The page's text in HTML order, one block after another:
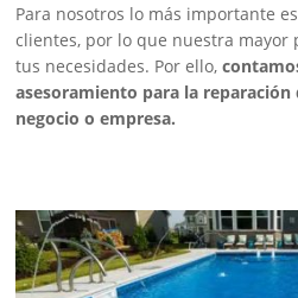
Para nosotros lo más importante
clientes, por lo que nuestra mayor
tus necesidades. Por ello,
asesoramiento para la
negocio o empresa.